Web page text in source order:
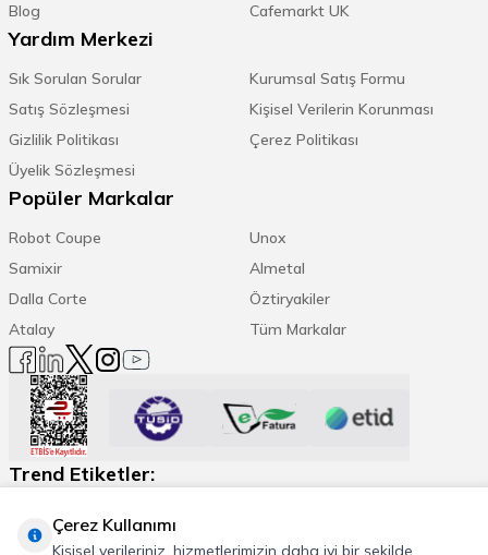
Blog
Cafemarkt UK
Yardım Merkezi
Sık Sorulan Sorular
Kurumsal Satış Formu
Satış Sözleşmesi
Kişisel Verilerin Korunması
Gizlilik Politikası
Çerez Politikası
Üyelik Sözleşmesi
Popüler Markalar
Robot Coupe
Unox
Samixir
Almetal
Dalla Corte
Öztiryakiler
Atalay
Tüm Markalar
Trend Etiketler:
Espresso Makinesi Kahve Öğütücü
Çerez Kullanımı
Kişisel verileriniz, hizmetlerimizin daha iyi bir şekilde